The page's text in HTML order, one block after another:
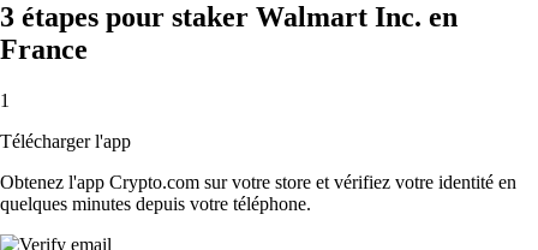
3 étapes pour staker Walmart Inc. en
France
1
Télécharger l'app
Obtenez l'app Crypto.com sur votre store et vérifiez votre identité en
quelques minutes depuis votre téléphone.